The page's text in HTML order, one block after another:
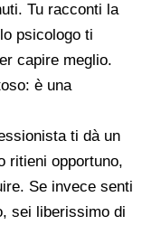
Tu racconti la
psicologo ti
capire meglio.
è una
ti dà un
ritieni opportuno,
Se invece senti
sei liberissimo di